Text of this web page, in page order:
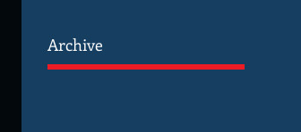
Archive